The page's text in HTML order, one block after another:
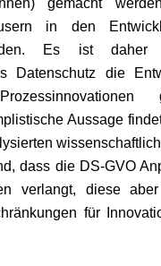
gemacht
in den
Es ist daher
Datenschutz die
Aussage
dass die DS-GVO
verlangt, diese
für